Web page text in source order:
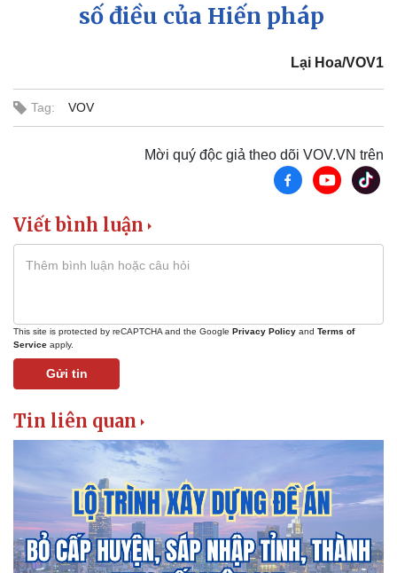
Văn hóa
Thời trang
số điều của Hiến pháp
Lại Hoa/VOV1
Tag: VOV
Mời quý độc giả theo dõi VOV.VN trên
Viết bình luận
This site is protected by reCAPTCHA and the Google Privacy Policy and Terms of
Service apply.
Gửi tin
Tin liên quan